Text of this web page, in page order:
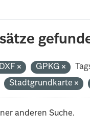
DXF GPKG
Stadtgrundkarte
anderen Suche.